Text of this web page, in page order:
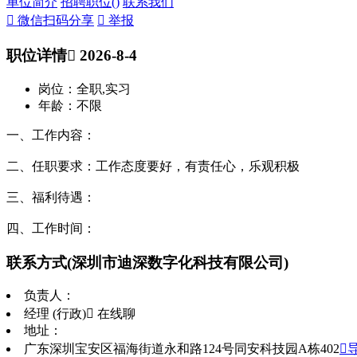
 微信扫码分享  举报
职位详情 2026-8-4
岗位：全职,实习
年龄：不限
一、工作内容：
二、任职要求：工作态度要好，有责任心，乐观积极
三、福利待遇：
四、工作时间：
联系方式(深圳市迪深数字化科技有限公司)
负责人：
经理 (行政) 在线聊
地址：
广东深圳宝安区福海街道永和路124号同安科技园A栋402